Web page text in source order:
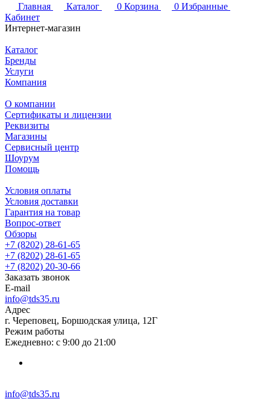
Главная
Каталог 0 Корзина 0 Избранные
Кабинет
Интернет-магазин
Каталог
Бренды
Услуги
Компания
О компании
Сертификаты и лицензии
Реквизиты
Магазины
Сервисный центр
Шоурум
Помощь
Условия оплаты
Условия доставки
Гарантия на товар
Вопрос-ответ
Обзоры
+7 (8202) 28‑61-65
+7 (8202) 28‑61-65
+7 (8202) 20‑30-66
Заказать звонок
E-mail
info@tds35.ru
Адрес
г. Череповец, Боршодская улица, 12Г
Режим работы
Ежедневно: с 9:00 до 21:00
info@tds35.ru